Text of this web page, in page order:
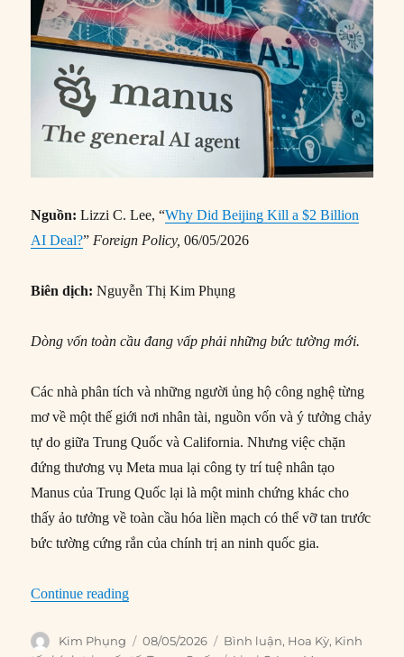
Nguồn: Lizzi C. Lee, “Why Did Beijing Kill a $2 Billion
AI Deal?” Foreign Policy, 06/05/2026
Biên dịch: Nguyễn Thị Kim Phụng
Dòng vốn toàn cầu đang vấp phải những bức tường mới.
Các nhà phân tích và những người ủng hộ công nghệ từng
mơ về một thế giới nơi nhân tài, nguồn vốn và ý tưởng chảy
tự do giữa Trung Quốc và California. Nhưng việc chặn
đứng thương vụ Meta mua lại công ty trí tuệ nhân tạo
Manus của Trung Quốc lại là một minh chứng khác cho
thấy ảo tưởng về toàn cầu hóa liền mạch có thể vỡ tan trước
bức tường cứng rắn của chính trị an ninh quốc gia.
Continue reading“Tại sao Bắc Kinh lại hủy bỏ một thỏa thuận
Author
Kim Phụng
Posted
08/05/2026 Categories
Bình luận, Hoa Kỳ, Kinh